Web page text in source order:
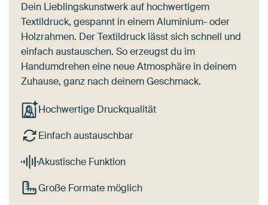
Dein Lieblingskunstwerk auf hochwertigem
Textildruck, gespannt in einem Aluminium- oder
Holzrahmen. Der Textildruck lässt sich schnell und
einfach austauschen. So erzeugst du im
Handumdrehen eine neue Atmosphäre in deinem
Zuhause, ganz nach deinem Geschmack.
Hochwertige Druckqualität
Einfach austauschbar
Akustische Funktion
Große Formate möglich